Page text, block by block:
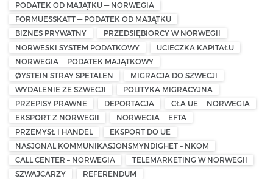
PODATEK OD MAJĄTKU — NORWEGIA
FORMUESSKATT — PODATEK OD MAJĄTKU
BIZNES PRYWATNY
PRZEDSIĘBIORCY W NORWEGII
NORWESKI SYSTEM PODATKOWY
UCIECZKA KAPITAŁU
NORWEGIA — PODATEK MAJĄTKOWY
ØYSTEIN STRAY SPETALEN
MIGRACJA DO SZWECJI
WYDALENIE ZE SZWECJI
POLITYKA MIGRACYJNA
PRZEPISY PRAWNE
DEPORTACJA
CŁA UE — NORWEGIA
EKSPORT Z NORWEGII
NORWEGIA — EFTA
PRZEMYSŁ I HANDEL
EKSPORT DO UE
NASJONAL KOMMUNIKASJONSMYNDIGHET – NKOM
CALL CENTER – NORWEGIA
TELEMARKETING W NORWEGII
SZWAJCARZY
REFERENDUM